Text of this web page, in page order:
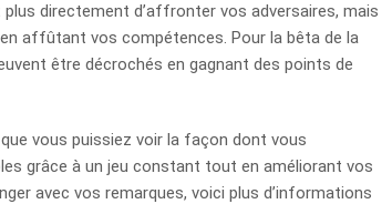
plus directement d’affronter vos adversaires, mais
affûtant vos compétences. Pour la bêta de la
être décrochés en gagnant des points de
vous puissiez voir la façon dont vous
grâce à un jeu constant tout en améliorant vos
avec vos remarques, voici plus d’informations